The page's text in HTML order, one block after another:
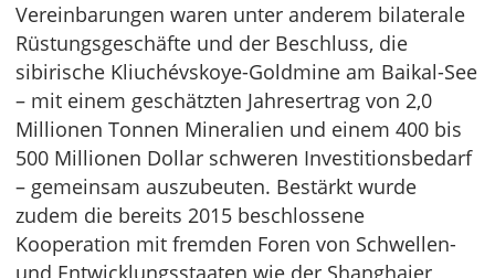
Vereinbarungen waren unter anderem bilaterale
Rüstungsgeschäfte und der Beschluss, die
sibirische Kliuchévskoye-Goldmine am Baikal-See
– mit einem geschätzten Jahresertrag von 2,0
Millionen Tonnen Mineralien und einem 400 bis
500 Millionen Dollar schweren Investitionsbedarf
– gemeinsam auszubeuten. Bestärkt wurde
zudem die bereits 2015 beschlossene
Kooperation mit fremden Foren von Schwellen-
und Entwicklungsstaaten wie der Shanghaier